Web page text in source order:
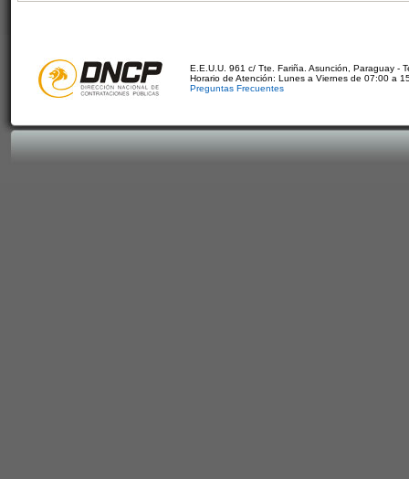
E.E.U.U. 961 c/ Tte. Fariña. Asunción, Paraguay -
Horario de Atención: Lunes a Viernes de 07:00 a
Preguntas Frecuentes